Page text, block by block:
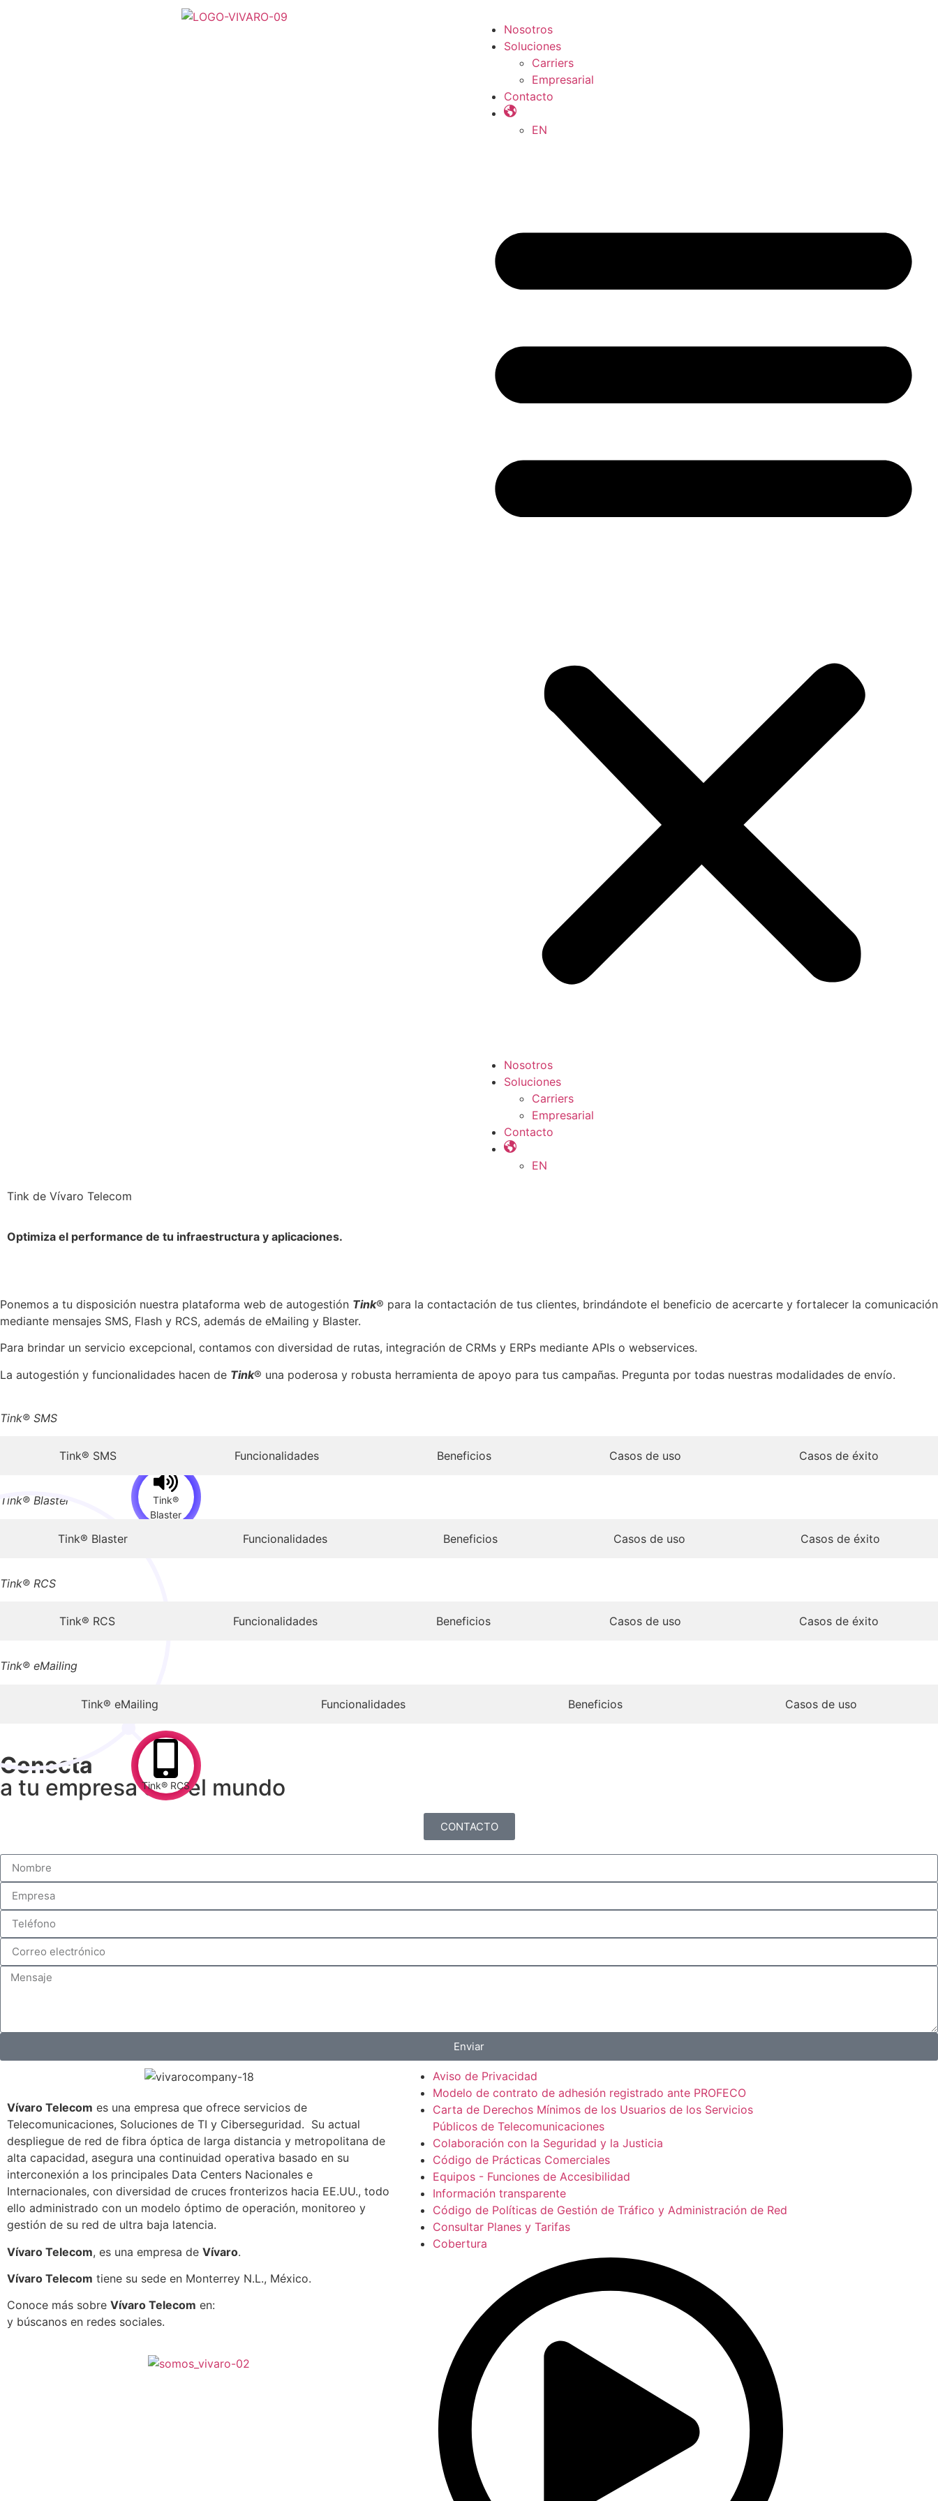
Nosotros
Soluciones
Carriers
Empresarial
Contacto
EN
Nosotros
Soluciones
Carriers
Empresarial
Contacto
EN
Tink de Vívaro Telecom
Optimiza el performance de tu infraestructura y aplicaciones.
Ponemos a tu disposición nuestra plataforma web de autogestión Tink® para la contactación de tus clientes, brindándote el beneficio de acercarte y fortalecer la comunicación
mediante mensajes SMS, Flash y RCS, además de eMailing y Blaster.
Para brindar un servicio excepcional, contamos con diversidad de rutas, integración de CRMs y ERPs mediante APIs o webservices.
La autogestión y funcionalidades hacen de Tink® una poderosa y robusta herramienta de apoyo para tus campañas. Pregunta por todas nuestras modalidades de envío.
Tink®
Blaster
Tink® RCS
Tink® SMS
Tink® SMS Funcionalidades Beneficios Casos de uso Casos de éxito
Tink® Blaster
Tink® Blaster Funcionalidades Beneficios Casos de uso Casos de éxito
Tink® RCS
Tink® RCS Funcionalidades Beneficios Casos de uso Casos de éxito
Tink® eMailing
Tink® eMailing Funcionalidades Beneficios Casos de uso
Conecta
a tu empresa con el mundo
CONTACTO
Enviar
Vívaro Telecom es una empresa que ofrece servicios de
Telecomunicaciones, Soluciones de TI y Ciberseguridad. Su actual
despliegue de red de fibra óptica de larga distancia y metropolitana de
alta capacidad, asegura una continuidad operativa basado en su
interconexión a los principales Data Centers Nacionales e
Internacionales, con diversidad de cruces fronterizos hacia EE.UU., todo
ello administrado con un modelo óptimo de operación, monitoreo y
gestión de su red de ultra baja latencia.
Vívaro Telecom, es una empresa de Vívaro.
Vívaro Telecom tiene su sede en Monterrey N.L., México.
Conoce más sobre Vívaro Telecom en:
y búscanos en redes sociales.
Aviso de Privacidad
Modelo de contrato de adhesión registrado ante PROFECO
Carta de Derechos Mínimos de los Usuarios de los Servicios
Públicos de Telecomunicaciones
Colaboración con la Seguridad y la Justicia
Código de Prácticas Comerciales
Equipos - Funciones de Accesibilidad
Información transparente
Código de Políticas de Gestión de Tráfico y Administración de Red
Consultar Planes y Tarifas
Cobertura